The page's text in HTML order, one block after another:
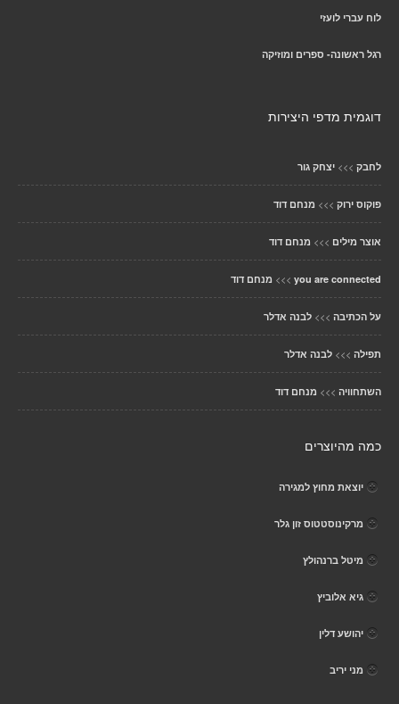
לוח עברי לועזי
רגל ראשונה- ספרים ומוזיקה
דוגמית מדפי היצירות
לחבק >>> יצחק גור
פוקוס ירוק >>> מנחם דוד
אוצר מילים >>> מנחם דוד
you are connected
>>> מנחם דוד
על הכתיבה >>> לבנה אדלר
תפילה >>> לבנה אדלר
השתחוויה >>> מנחם דוד
כמה מהיוצרים
יוצאת מחוץ למגירה
מרקינוסטטוס זון גלר
מיטל ברנהולץ
גיא אלוביץ
יהושע דלין
מני יריב